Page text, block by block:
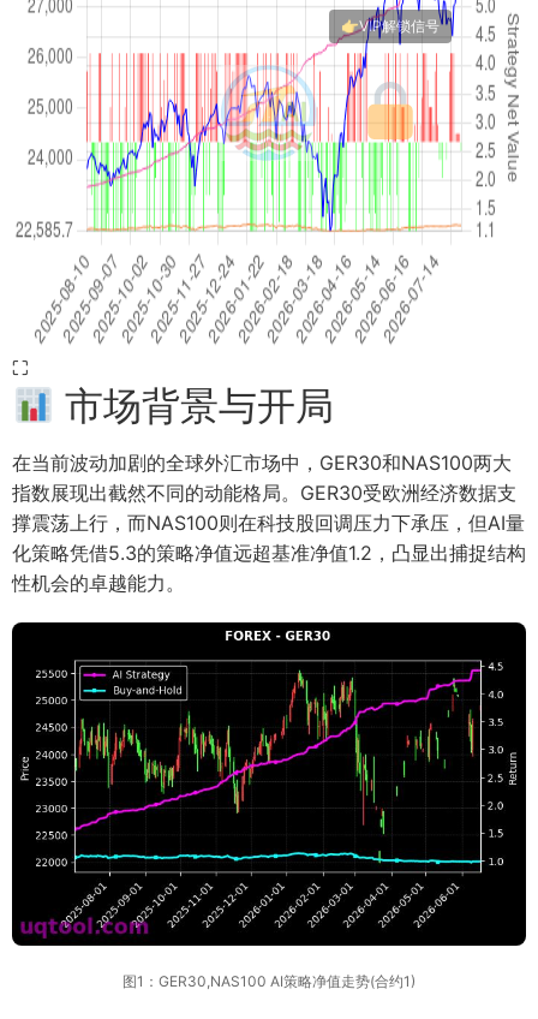
⛶
市场背景与开局
在当前波动加剧的全球外汇市场中，GER30和NAS100两大
指数展现出截然不同的动能格局。GER30受欧洲经济数据支
撑震荡上行，而NAS100则在科技股回调压力下承压，但AI量
化策略凭借5.3的策略净值远超基准净值1.2，凸显出捕捉结构
性机会的卓越能力。
图1：GER30,NAS100 AI策略净值走势(合约1)